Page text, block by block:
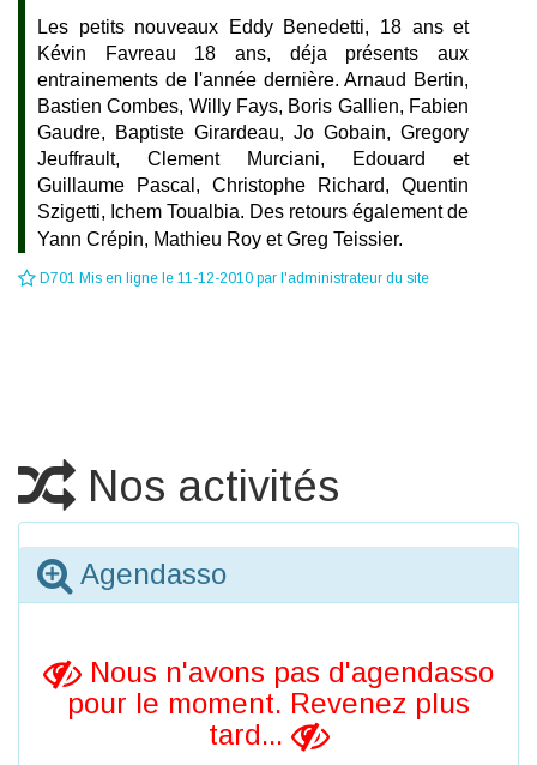
Les petits nouveaux Eddy Benedetti, 18 ans et
Kévin Favreau 18 ans, déja présents aux
entrainements de l'année dernière. Arnaud Bertin,
Bastien Combes, Willy Fays, Boris Gallien, Fabien
Gaudre, Baptiste Girardeau, Jo Gobain, Gregory
Jeuffrault, Clement Murciani, Edouard et
Guillaume Pascal, Christophe Richard, Quentin
Szigetti, Ichem Toualbia. Des retours également de
Yann Crépin, Mathieu Roy et Greg Teissier.
D701 Mis en ligne le 11-12-2010 par l'administrateur du site
Nos activités
Agendasso
Nous n'avons pas d'agendasso
pour le moment. Revenez plus
tard...